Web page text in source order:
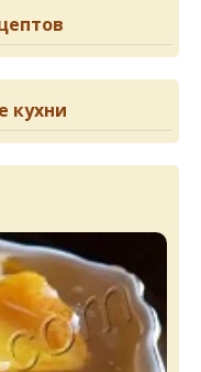
кухни